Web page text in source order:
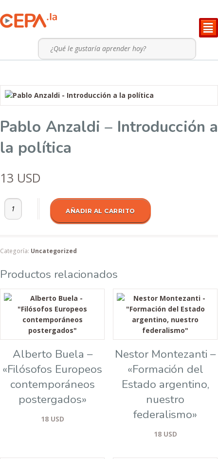
²
Pablo Anzaldi – Introducción a
la política
13 USD
Pablo Anzaldi - Introducción a la política cantidad
AÑADIR AL CARRITO
Categoría: Uncategorized
Productos relacionados
Alberto Buela –
«Filósofos Europeos
contemporáneos
postergados»
18 USD
Nestor Montezanti –
«Formación del
Estado argentino,
nuestro
federalismo»
18 USD